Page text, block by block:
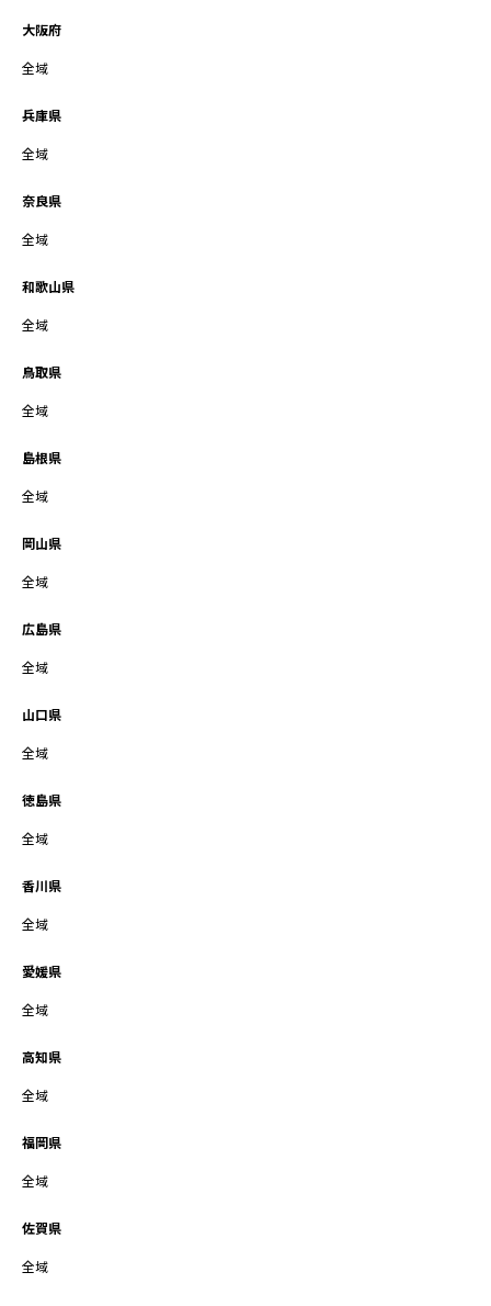
大阪府
全域
兵庫県
全域
奈良県
全域
和歌山県
全域
鳥取県
全域
島根県
全域
岡山県
全域
広島県
全域
山口県
全域
徳島県
全域
香川県
全域
愛媛県
全域
高知県
全域
福岡県
全域
佐賀県
全域